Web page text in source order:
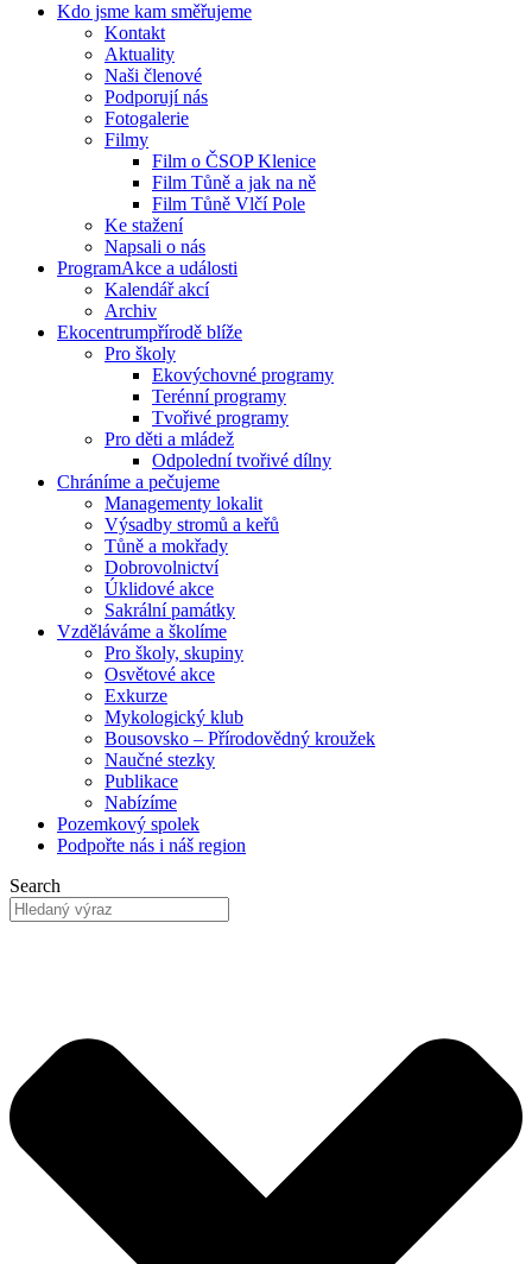
Kdo jsme kam směřujeme
Kontakt
Aktuality
Naši členové
Podporují nás
Fotogalerie
Filmy
Film o ČSOP Klenice
Film Tůně a jak na ně
Film Tůně Vlčí Pole
Ke stažení
Napsali o nás
ProgramAkce a události
Kalendář akcí
Archiv
Ekocentrumpřírodě blíže
Pro školy
Ekovýchovné programy
Terénní programy
Tvořivé programy
Pro děti a mládež
Odpolední tvořivé dílny
Chráníme a pečujeme
Managementy lokalit
Výsadby stromů a keřů
Tůně a mokřady
Dobrovolnictví
Úklidové akce
Sakrální památky
Vzděláváme a školíme
Pro školy, skupiny
Osvětové akce
Exkurze
Mykologický klub
Bousovsko – Přírodovědný kroužek
Naučné stezky
Publikace
Nabízíme
Pozemkový spolek
Podpořte nás i náš region
Search